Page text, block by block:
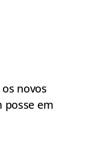
novos
posse em